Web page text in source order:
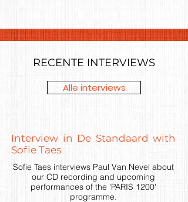
RECENTE INTERVIEWS
Alle interviews
Interview in De Standaard with
Sofie Taes
Sofie Taes interviews Paul Van Nevel about
our CD recording and upcoming
performances of the 'PARIS 1200'
programme.